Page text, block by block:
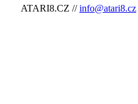
ATARI8.CZ // info@atari8.cz